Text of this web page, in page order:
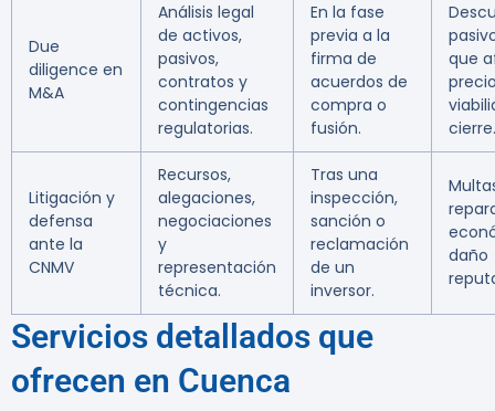
Due
diligence en
M&A
Análisis legal
de activos,
pasivos,
contratos y
contingencias
regulatorias.
En la fase
previa a la
firma de
acuerdos de
compra o
fusión.
que
cierre.
Litigación y
defensa
ante la
CNMV
Recursos,
alegaciones,
negociaciones
y
representación
técnica.
Tras una
inspección,
sanción o
reclamación
de un
inversor.
daño
Servicios detallados que
ofrecen en Cuenca